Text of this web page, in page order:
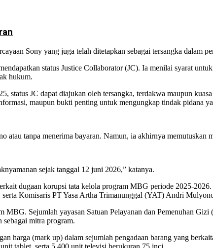
Sony yang juga telah ditetapkan sebagai tersangka dalam
status Justice Collaborator (JC). Ia menilai syarat
hukum.
status JC dapat diajukan oleh tersangka, terdakwa maupun
maupun bukti penting untuk mengungkap tindak pidana
atau tanpa menerima bayaran. Namun, ia akhirnya memutuskan
sejak tanggal 12 juni 2026,” katanya.
dugaan korupsi tata kelola program MBG periode 2025-
Komisaris PT Yasa Artha Trimanunggal (YAT) Andri
MBG. Sejumlah yayasan Satuan Pelayanan dan Pemenuhan
mitra program.
harga (mark up) dalam sejumlah pengadaan barang yang